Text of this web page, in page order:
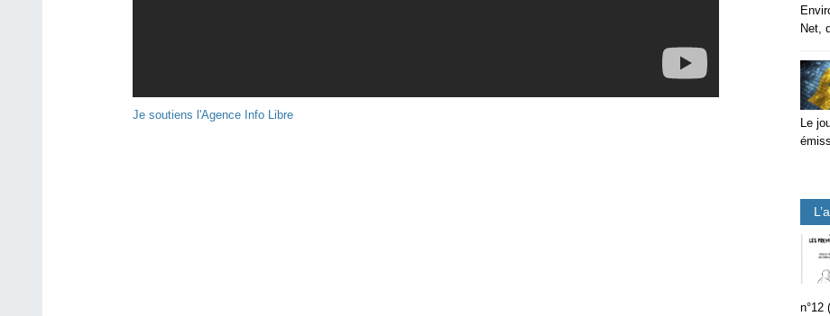
Je soutiens l'Agence Info Libre
Net,
Le
n°12